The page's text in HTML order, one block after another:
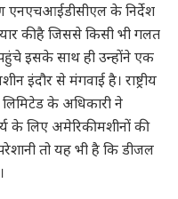
एनएचआईडीसीएल के निर्देश
की है जिससे किसी भी गलत
इसके साथ ही उन्होंने एक
से मंगवाई है। राष्ट्रीय
के अधिकारी ने
के लिए अमेरिकी मशीनों की
तो यह भी है कि डीजल